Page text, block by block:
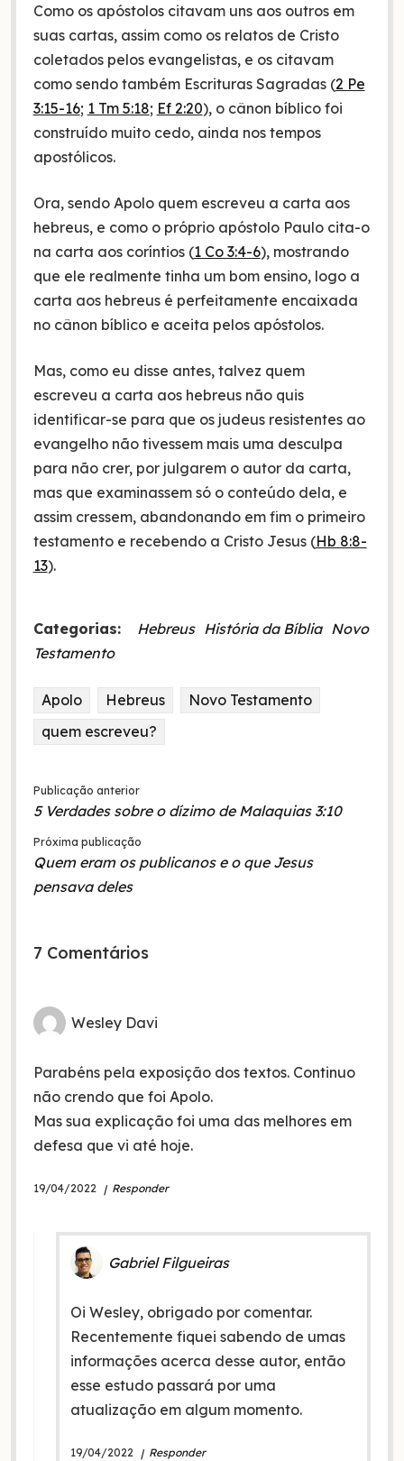
Como os apóstolos citavam uns aos outros em
suas cartas, assim como os relatos de Cristo
coletados pelos evangelistas, e os citavam
como sendo também Escrituras Sagradas (2 Pe
3:15-16; 1 Tm 5:18; Ef 2:20), o cânon bíblico foi
construído muito cedo, ainda nos tempos
apostólicos.
Ora, sendo Apolo quem escreveu a carta aos
hebreus, e como o próprio apóstolo Paulo cita-o
na carta aos coríntios (1 Co 3:4-6), mostrando
que ele realmente tinha um bom ensino, logo a
carta aos hebreus é perfeitamente encaixada
no cânon bíblico e aceita pelos apóstolos.
Mas, como eu disse antes, talvez quem
escreveu a carta aos hebreus não quis
identificar-se para que os judeus resistentes ao
evangelho não tivessem mais uma desculpa
para não crer, por julgarem o autor da carta,
mas que examinassem só o conteúdo dela, e
assim cressem, abandonando em fim o primeiro
testamento e recebendo a Cristo Jesus (Hb 8:8-
13).
Categorias: Hebreus História da Bíblia
Novo
Testamento
Apolo Hebreus
Novo Testamento
quem escreveu?
Publicação anterior
5 Verdades sobre o dízimo de Malaquias 3:10
Próxima publicação
Quem eram os publicanos e o que Jesus
pensava deles
7 Comentários
Wesley Davi
Parabéns pela exposição dos textos. Continuo
não crendo que foi Apolo.
Mas sua explicação foi uma das melhores em
defesa que vi até hoje.
19/04/2022 Responder
Gabriel Filgueiras
Oi Wesley, obrigado por comentar.
Recentemente fiquei sabendo de umas
informações acerca desse autor, então
esse estudo passará por uma
atualização em algum momento.
19/04/2022 Responder